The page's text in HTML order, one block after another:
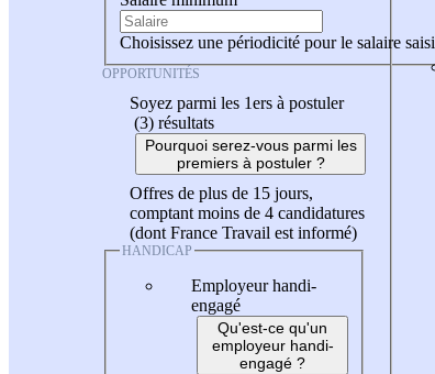
Choisissez une périodicité pour le salaire saisi
OPPORTUNITÉS
Soyez parmi les 1ers à postuler
(3) résultats
Pourquoi serez-vous parmi les
premiers à postuler ?
Offres de plus de 15 jours,
comptant moins de 4 candidatures
(dont France Travail est informé)
HANDICAP
Employeur handi-
engagé
Qu'est-ce qu'un
employeur handi-
engagé ?